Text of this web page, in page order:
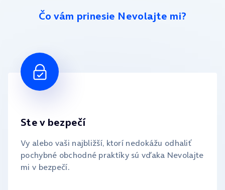
Čo vám prinesie Nevolajte mi?
Ste v bezpečí
Vy alebo vaši najbližší, ktorí nedokážu odhaliť
pochybné obchodné praktíky sú vďaka Nevolajte
mi v bezpečí.